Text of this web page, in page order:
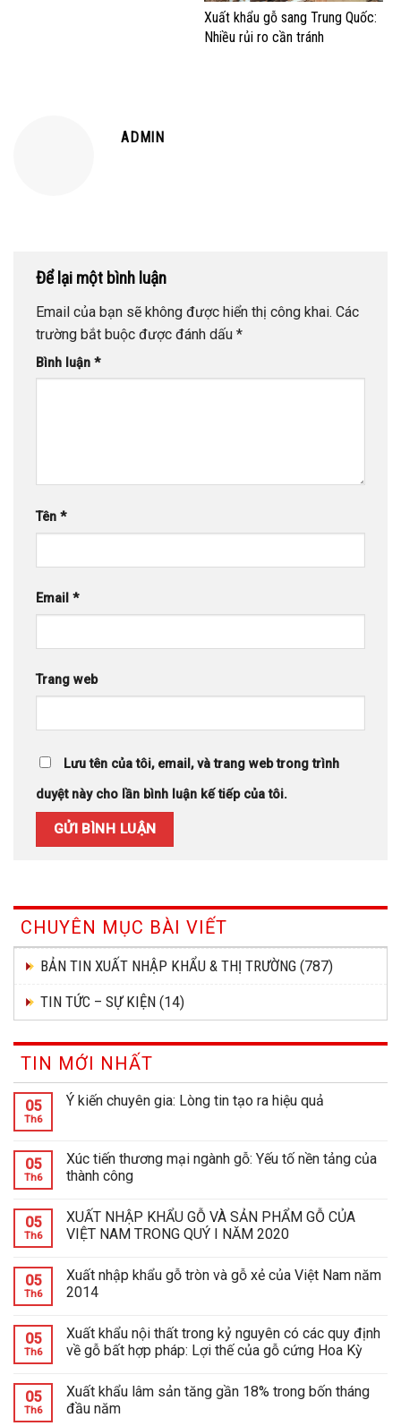
Xuất khẩu gỗ sang Trung Quốc:
Nhiều rủi ro cần tránh
ADMIN
Để lại một bình luận
Email của bạn sẽ không được hiển thị công khai. Các
trường bắt buộc được đánh dấu *
Bình luận *
Tên *
Email *
Trang web
Lưu tên của tôi, email, và trang web trong trình
duyệt này cho lần bình luận kế tiếp của tôi.
CHUYÊN MỤC BÀI VIẾT
BẢN TIN XUẤT NHẬP KHẨU & THỊ TRƯỜNG (787)
TIN TỨC – SỰ KIỆN (14)
TIN MỚI NHẤT
05
Th6
Ý kiến chuyên gia: Lòng tin tạo ra hiệu quả
05
Th6
Xúc tiến thương mại ngành gỗ: Yếu tố nền tảng của
thành công
05
Th6
XUẤT NHẬP KHẨU GỖ VÀ SẢN PHẨM GỖ CỦA
VIỆT NAM TRONG QUÝ I NĂM 2020
05
Th6
Xuất nhập khẩu gỗ tròn và gỗ xẻ của Việt Nam năm
2014
05
Th6
Xuất khẩu nội thất trong kỷ nguyên có các quy định
về gỗ bất hợp pháp: Lợi thế của gỗ cứng Hoa Kỳ
05
Th6
Xuất khẩu lâm sản tăng gần 18% trong bốn tháng
đầu năm